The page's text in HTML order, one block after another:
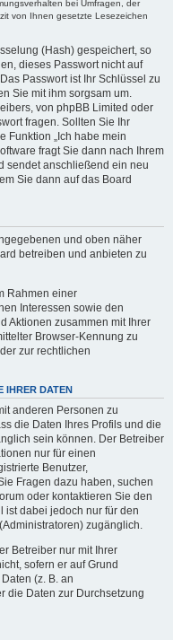
bei Umfragen, der
von Ihnen gesetzte Lesezeichen
(Hash) gespeichert, so
dieses Passwort nicht auf
Passwort ist Ihr Schlüssel zu
Sie mit ihm sorgsam um.
von phpBB Limited oder
fragen. Sollten Sie Ihr
Funktion „Ich habe mein
fragt Sie dann nach Ihrem
sendet anschließend ein neu
Sie dann auf das Board
und oben näher
betreiben und anbieten zu
Rahmen einer
Interessen sowie den
Aktionen zusammen mit Ihrer
Browser-Kennung zu
zur rechtlichen
IHRER DATEN
anderen Personen zu
die Daten Ihres Profils und die
sein können. Der Betreiber
nur für einen
Benutzer,
Fragen dazu haben, suchen
oder kontaktieren Sie den
ist dabei jedoch nur für den
zugänglich.
Betreiber nur mit Ihrer
sofern er auf Grund
(z. B. an
die Daten zur Durchsetzung